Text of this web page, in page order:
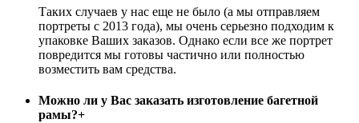
Таких случаев у нас еще не было (а мы отправляем
портреты с 2013 года), мы очень серьезно подходим к
упаковке Ваших заказов. Однако если все же портрет
повредится мы готовы частично или полностью
возместить вам средства.
Можно ли у Вас заказать изготовление багетной
рамы?+